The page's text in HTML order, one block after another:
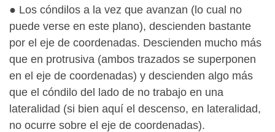
● Los cóndilos a la vez que avanzan (lo cual no
puede verse en este plano), descienden bastante
por el eje de coordenadas. Descienden mucho más
que en protrusiva (ambos trazados se superponen
en el eje de coordenadas) y descienden algo más
que el cóndilo del lado de no trabajo en una
lateralidad (si bien aquí el descenso, en lateralidad,
no ocurre sobre el eje de coordenadas).